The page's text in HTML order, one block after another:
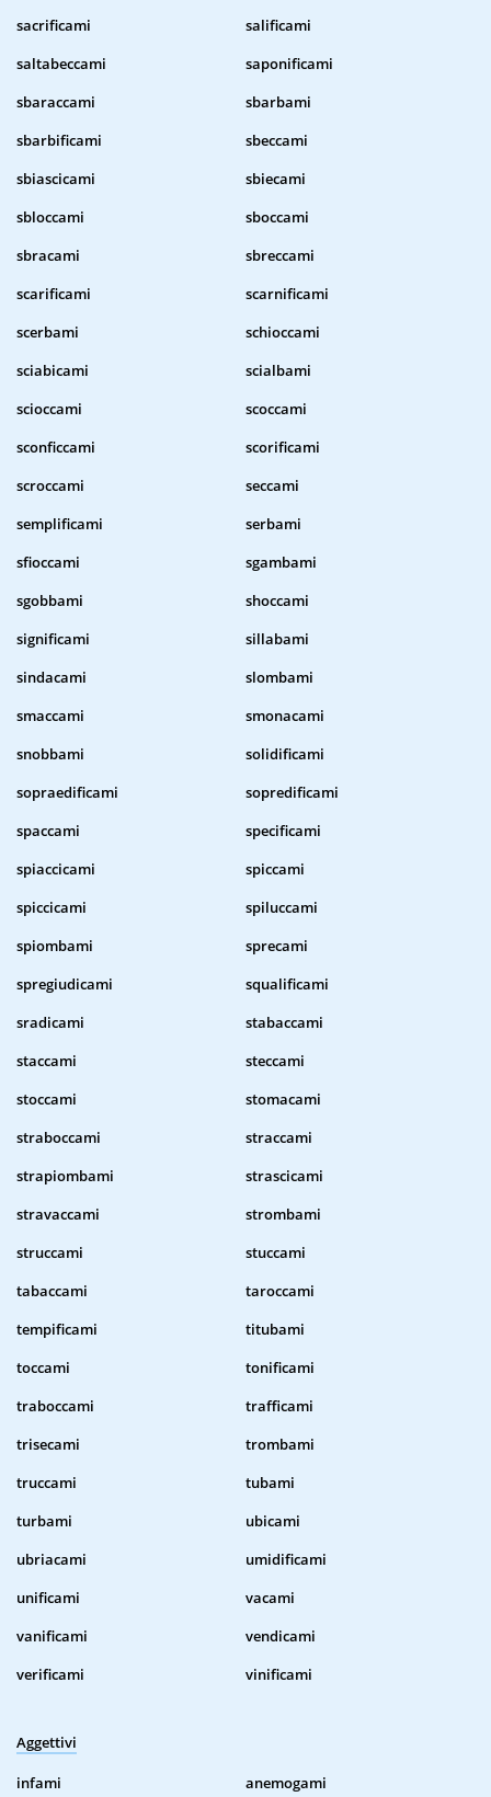
sacrificami
salificami
saltabeccami
saponificami
sbaraccami
sbarbami
sbarbificami
sbeccami
sbiascicami
sbiecami
sbloccami
sboccami
sbracami
sbreccami
scarificami
scarnificami
scerbami
schioccami
sciabicami
scialbami
scioccami
scoccami
sconficcami
scorificami
scroccami
seccami
semplificami
serbami
sfioccami
sgambami
sgobbami
shoccami
significami
sillabami
sindacami
slombami
smaccami
smonacami
snobbami
solidificami
sopraedificami
sopredificami
spaccami
specificami
spiaccicami
spiccami
spiccicami
spiluccami
spiombami
sprecami
spregiudicami
squalificami
sradicami
stabaccami
staccami
steccami
stoccami
stomacami
straboccami
straccami
strapiombami
strascicami
stravaccami
strombami
struccami
stuccami
tabaccami
taroccami
tempificami
titubami
toccami
tonificami
traboccami
trafficami
trisecami
trombami
truccami
tubami
turbami
ubicami
ubriacami
umidificami
unificami
vacami
vanificami
vendicami
verificami
vinificami
Aggettivi
infami
anemogami